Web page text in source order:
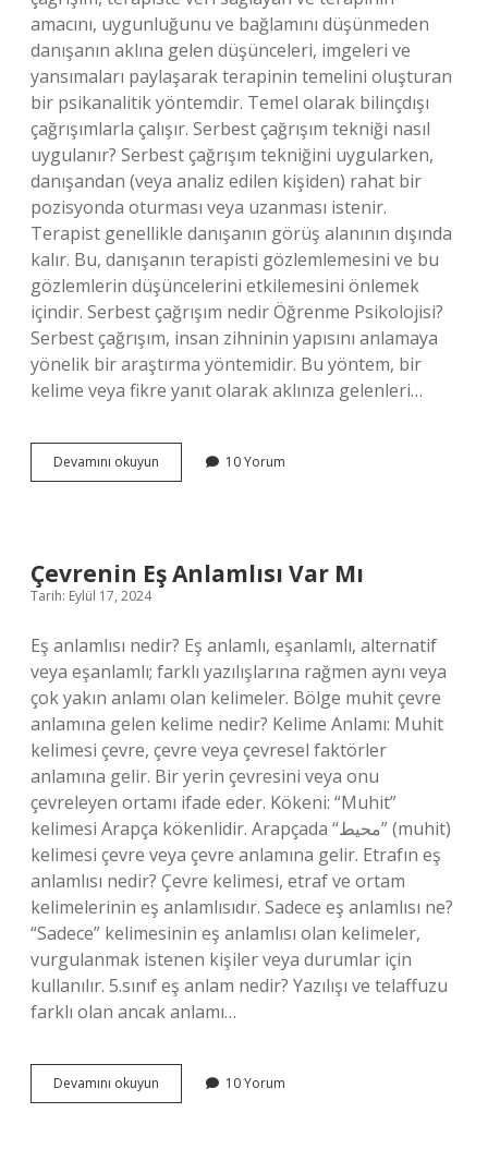
amacını, uygunluğunu ve bağlamını düşünmeden
danışanın aklına gelen düşünceleri, imgeleri ve
yansımaları paylaşarak terapinin temelini oluşturan
bir psikanalitik yöntemdir. Temel olarak bilinçdışı
çağrışımlarla çalışır. Serbest çağrışım tekniği nasıl
uygulanır? Serbest çağrışım tekniğini uygularken,
danışandan (veya analiz edilen kişiden) rahat bir
pozisyonda oturması veya uzanması istenir.
Terapist genellikle danışanın görüş alanının dışında
kalır. Bu, danışanın terapisti gözlemlemesini ve bu
gözlemlerin düşüncelerini etkilemesini önlemek
içindir. Serbest çağrışım nedir Öğrenme Psikolojisi?
Serbest çağrışım, insan zihninin yapısını anlamaya
yönelik bir araştırma yöntemidir. Bu yöntem, bir
kelime veya fikre yanıt olarak aklınıza gelenleri…
Devamını okuyun
Çağrışım
10 Yorum
Çevrenin Eş Anlamlısı Var Mı
Tarih: Eylül 17, 2024
Eş anlamlısı nedir? Eş anlamlı, eşanlamlı, alternatif
veya eşanlamlı; farklı yazılışlarına rağmen aynı veya
çok yakın anlamı olan kelimeler. Bölge muhit çevre
anlamına gelen kelime nedir? Kelime Anlamı: Muhit
kelimesi çevre, çevre veya çevresel faktörler
anlamına gelir. Bir yerin çevresini veya onu
çevreleyen ortamı ifade eder. Kökeni: “Muhit”
kelimesi Arapça kökenlidir. Arapçada “محيط” (muhit)
kelimesi çevre veya çevre anlamına gelir. Etrafın eş
anlamlısı nedir? Çevre kelimesi, etraf ve ortam
kelimelerinin eş anlamlısıdır. Sadece eş anlamlısı ne?
“Sadece” kelimesinin eş anlamlısı olan kelimeler,
vurgulanmak istenen kişiler veya durumlar için
kullanılır. 5.sınıf eş anlam nedir? Yazılışı ve telaffuzu
farklı olan ancak anlamı…
Devamını okuyun Çevrenin
Eş
10 Yorum